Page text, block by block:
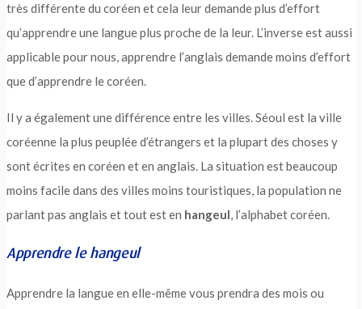
très différente du coréen et cela leur demande plus d’effort
qu’apprendre une langue plus proche de la leur. L’inverse est aussi
applicable pour nous, apprendre l’anglais demande moins d’effort
que d’apprendre le coréen.
Il y a également une différence entre les villes. Séoul est la ville
coréenne la plus peuplée d’étrangers et la plupart des choses y
sont écrites en coréen et en anglais. La situation est beaucoup
moins facile dans des villes moins touristiques, la population ne
parlant pas anglais et tout est en hangeul, l’alphabet coréen.
Apprendre le hangeul
Apprendre la langue en elle-même vous prendra des mois ou